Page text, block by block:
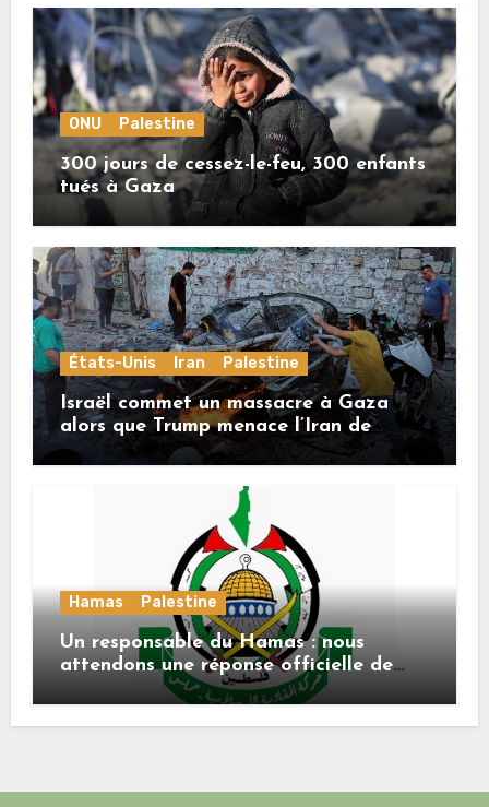
ONU Palestine
300 jours de cessez-le-feu, 300 enfants
tués à Gaza
États-Unis Iran Palestine
Israël commet un massacre à Gaza
alors que Trump menace l’Iran de
«décapitation»
Hamas Palestine
Un responsable du Hamas : nous
attendons une réponse officielle de
Mladenov concernant la feuille de